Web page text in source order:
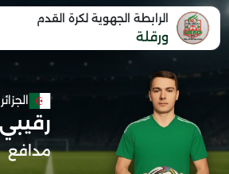
الرابطة الجهوية لكرة القدم
ورقلة
الجزائر
مدافع